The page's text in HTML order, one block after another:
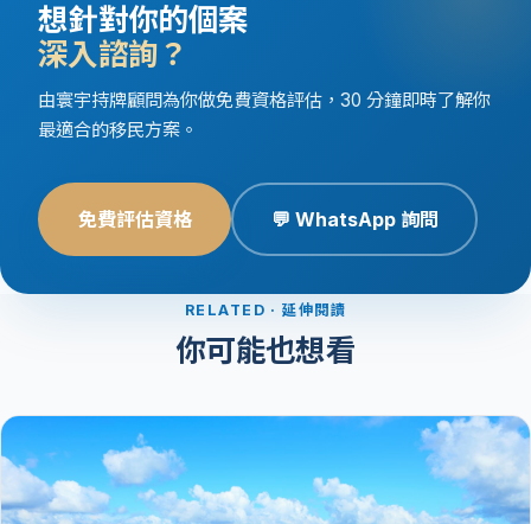
想針對你的個案
深入諮詢？
由寰宇持牌顧問為你做免費資格評估，30 分鐘即時了解你
最適合的移民方案。
免費評估資格 💬 WhatsApp 詢問
RELATED · 延伸閱讀
你可能也想看